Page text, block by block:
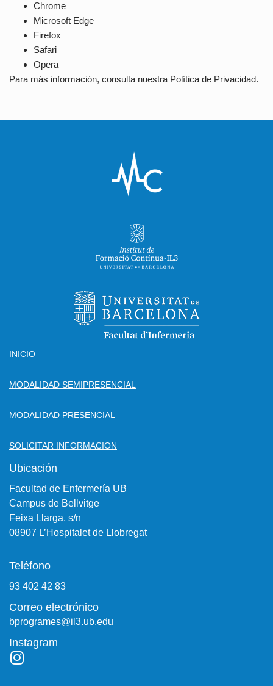
Chrome
Microsoft Edge
Firefox
Safari
Opera
Para más información, consulta nuestra Política de Privacidad.
INICIO
MODALIDAD SEMIPRESENCIAL
MODALIDAD PRESENCIAL
SOLICITAR INFORMACION
Ubicación
Facultad de Enfermería UB
Campus de Bellvitge
Feixa Llarga, s/n
08907 L’Hospitalet de Llobregat
Teléfono
93 402 42 83
Correo electrónico
bprogrames@il3.ub.edu
Instagram